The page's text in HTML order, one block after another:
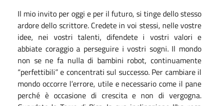
Il mio invito per oggi e per il futuro, si tinge dello stesso
ardore dello scrittore. Credete in voi stessi, nelle vostre
idee, nei vostri talenti, difendete i vostri valori e
abbiate coraggio a perseguire i vostri sogni. Il mondo
non se ne fa nulla di bambini robot, continuamente
“perfettibili” e concentrati sul successo. Per cambiare il
mondo occorre l’errore, utile e necessario come il pane
perché è occasione di crescita e non di vergogna.